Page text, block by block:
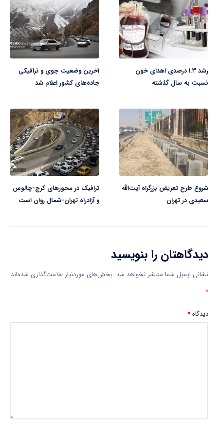
رشد ۱.۳ درصدی اهدای خون
نسبت به سال گذشته
آخرین وضعیت جوی و ترافیکی
جاده‌های کشور اعلام شد
شروع طرح تعریض بزرگراه آیت‌الله
سعیدی در تهران
ترافیک در محورهای کرج-چالوس
و آزادراه تهران-شمال روان است
دیدگاهتان را بنویسید
نشانی ایمیل شما منتشر نخواهد شد. بخش‌های موردنیاز علامت‌گذاری شده‌اند
*
دیدگاه*